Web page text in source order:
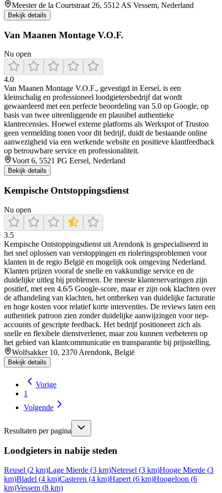
Meester de la Courtstraat 26, 5512 AS Vessem, Nederland
Bekijk details
Van Maanen Montage V.O.F.
Nu open
4.0
Van Maanen Montage V.O.F., gevestigd in Eersel, is een
kleinschalig en professioneel loodgietersbedrijf dat wordt
gewaardeerd met een perfecte beoordeling van 5.0 op Google, op
basis van twee uiteenliggende en plausibel authentieke
klantrecensies. Hoewel externe platforms als Werkspot of Trustoo
geen vermelding tonen voor dit bedrijf, duidt de bestaande online
aanwezigheid via een werkende website en positieve klantfeedback
op betrouwbare service en professionaliteit.
Voort 6, 5521 PG Eersel, Nederland
Bekijk details
Kempische Ontstoppingsdienst
Nu open
3.5
Kempische Ontstoppingsdienst uit Arendonk is gespecialiseerd in
het snel oplossen van verstoppingen en rioleringsproblemen voor
klanten in de regio België en mogelijk ook omgeving Nederland.
Klanten prijzen vooral de snelle en vakkundige service en de
duidelijke uitleg bij problemen. De meeste klantenervaringen zijn
positief, met een 4.6/5 Google-score, maar er zijn ook klachten over
de afhandeling van klachten, het ontbreken van duidelijke facturatie
en hoge kosten voor relatief korte interventies. De reviews laten een
authentiek patroon zien zonder duidelijke aanwijzingen voor nep-
accounts of gescripte feedback. Het bedrijf positioneert zich als
snelle en flexibele dienstverlener, maar zou kunnen verbeteren op
het gebied van klantcommunicatie en transparantie bij prijsstelling.
Wolfsakker 10, 2370 Arendonk, België
Bekijk details
Vorige
1
Volgende
Resultaten per pagina
Loodgieters in nabije steden
Reusel (2 km)Lage Mierde (3 km)Netersel (3 km)Hooge Mierde (3
km)Bladel (4 km)Casteren (4 km)Hapert (6 km)Hoogeloon (6
km)Vessem (8 km)